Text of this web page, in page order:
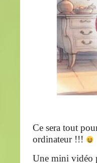
Ce sera tout
ordinateur !!!
Une mini vidéo